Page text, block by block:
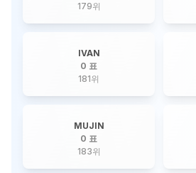
179위
IVAN
0 표
181위
MUJIN
0 표
183위